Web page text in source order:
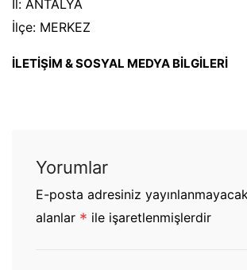
İl: ANTALYA
İlçe: MERKEZ
İLETİŞİM & SOSYAL MEDYA BİLGİLERİ
Yorumlar
E-posta adresiniz
alanlar * ile işaretlenmişlerdir